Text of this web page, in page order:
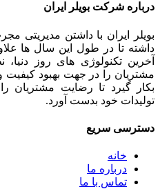
درباره شرکت بویلر ایران
بویلر ایران با داشتن مدیریتی
داشته تا در طول این سال ها
آخرین تکنولوژی های روز
مشتریان را در جهت بهبود کیفیت و
بکار گیرد تا رضایت مشتریان
تولیدات خود بدست آورد.
دسترسی سریع
خانه
درباره ما
تماس با ما